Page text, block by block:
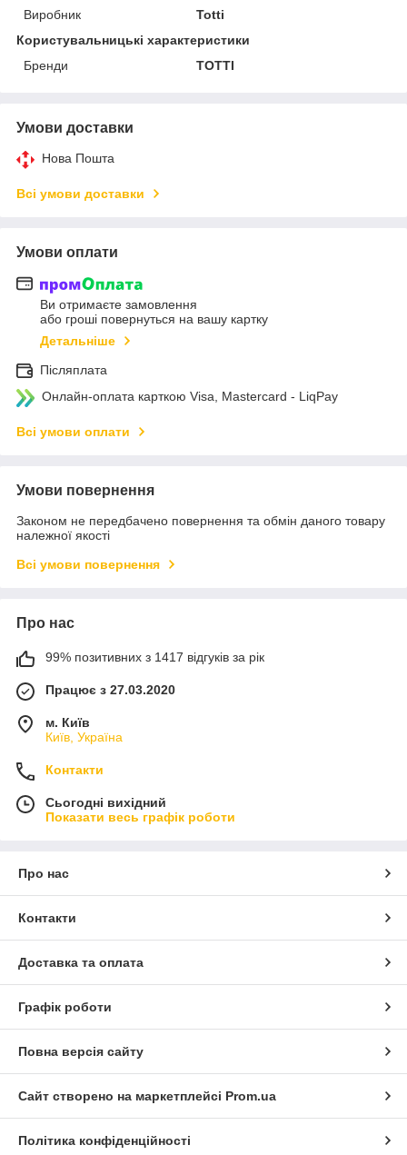
Виробник
Totti
Користувальницькі характеристики
Бренди
TOTTI
Умови доставки
Нова Пошта
Всі умови доставки
Умови оплати
Ви отримаєте замовлення
або гроші повернуться на вашу картку
Детальніше
Післяплата
Онлайн-оплата карткою Visa, Mastercard - LiqPay
Всі умови оплати
Умови повернення
Законом не передбачено повернення та обмін даного товару
належної якості
Всі умови повернення
Про нас
99% позитивних з 1417 відгуків за рік
Працює з 27.03.2020
м. Київ
Київ, Україна
Контакти
Сьогодні вихідний
Показати весь графік роботи
Про нас
Контакти
Доставка та оплата
Графік роботи
Повна версія сайту
Сайт створено на маркетплейсі Prom.ua
Політика конфіденційності